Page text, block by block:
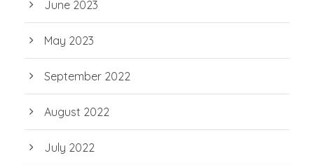
June 2023
May 2023
September 2022
August 2022
July 2022